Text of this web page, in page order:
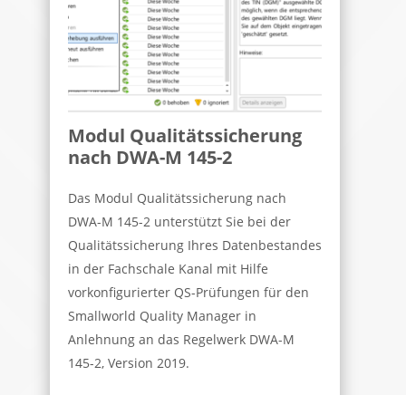
Modul Qualitätssicherung
nach DWA-M 145-2
Das Modul Qualitätssicherung nach
DWA-M 145-2 unterstützt Sie bei der
Qualitätssicherung Ihres Datenbestandes
in der Fachschale Kanal mit Hilfe
vorkonfigurierter QS-Prüfungen für den
Smallworld Quality Manager in
Anlehnung an das Regelwerk DWA-M
145-2, Version 2019.